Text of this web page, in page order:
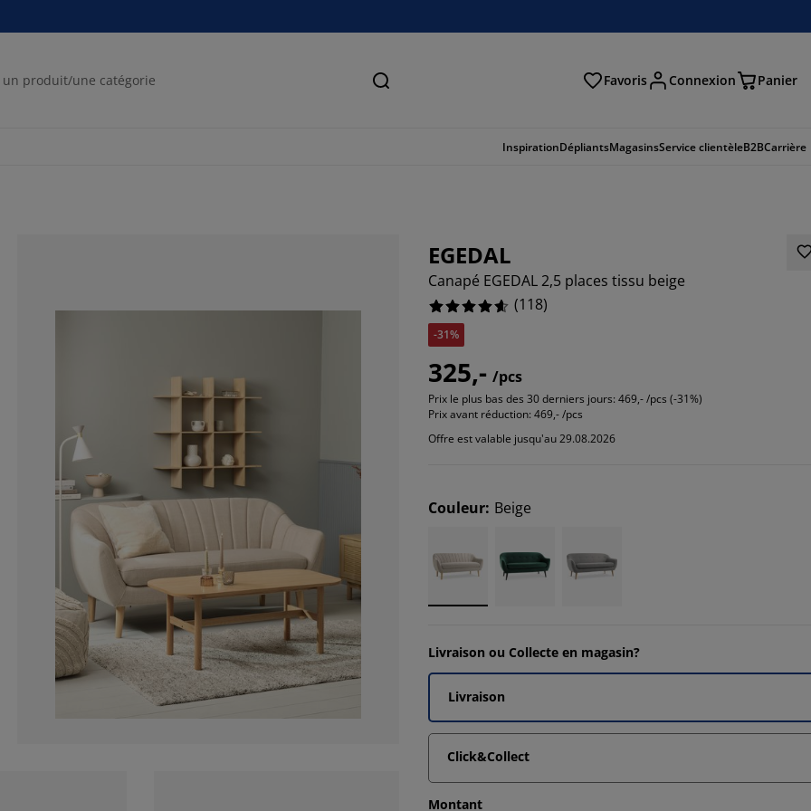
Recherche Favoris Connexion Panier
InspirationDépliantsMagasinsService clientèleB2BCarrière
EGEDAL
Canapé EGEDAL 2,5 places tissu beige
(118)
-31%
325,- /pcs
Prix le plus bas des 30 derniers jours: 469,- /pcs (-31%)
Prix avant réduction: 469,- /pcs
Offre est valable jusqu'au 29.08.2026
Couleur: Beige
Livraison ou Collecte en magasin?
Livraison
Click&Collect
Montant
76.27118644067797%
11.864406779661017%
6.779661016949152%
1.694915254237288%
3.389830508474576%